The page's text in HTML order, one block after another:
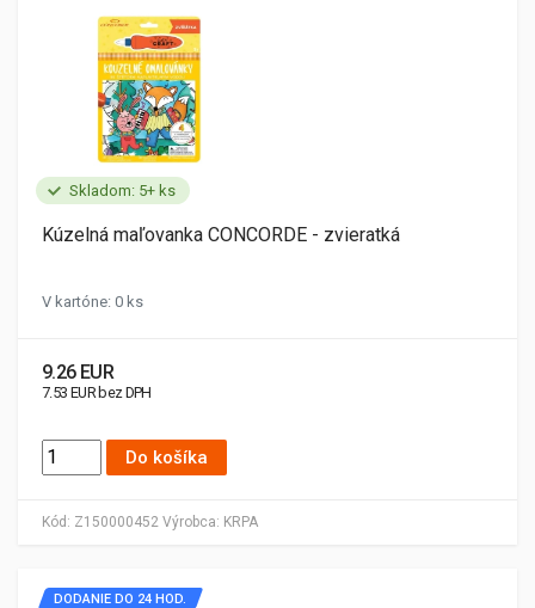
Skladom: 5+ ks
Kód: Z150000452 Výrobca: KRPA
Kúzelná maľovanka CONCORDE - zvieratká
V kartóne: 0 ks
9.26 EUR
7.53 EUR bez DPH
Do košíka
DODANIE DO 24 HOD.